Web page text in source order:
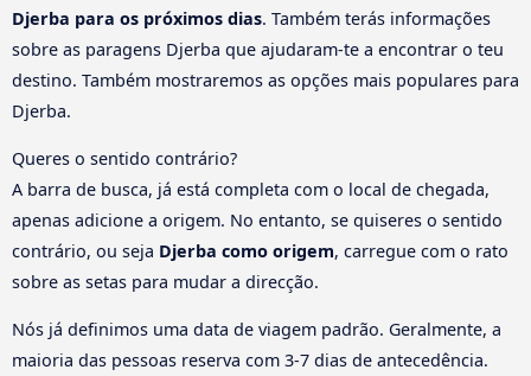
Djerba para os próximos dias. Também terás informações
sobre as paragens Djerba que ajudaram-te a encontrar o teu
destino. Também mostraremos as opções mais populares para
Djerba.
Queres o sentido contrário?
A barra de busca, já está completa com o local de chegada,
apenas adicione a origem. No entanto, se quiseres o sentido
contrário, ou seja Djerba como origem, carregue com o rato
sobre as setas para mudar a direcção.
Nós já definimos uma data de viagem padrão. Geralmente, a
maioria das pessoas reserva com 3-7 dias de antecedência.